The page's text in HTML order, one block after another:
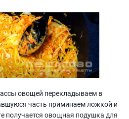
овощей перекладываем в
часть приминаем ложкой и
получается овощная подушка для